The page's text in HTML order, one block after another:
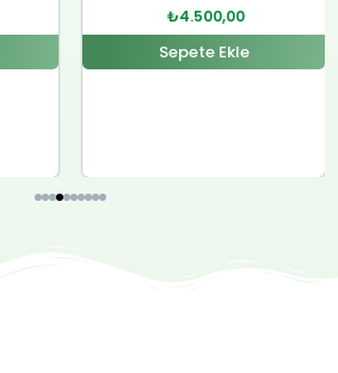
₺12.000,00
Sepete Ekle